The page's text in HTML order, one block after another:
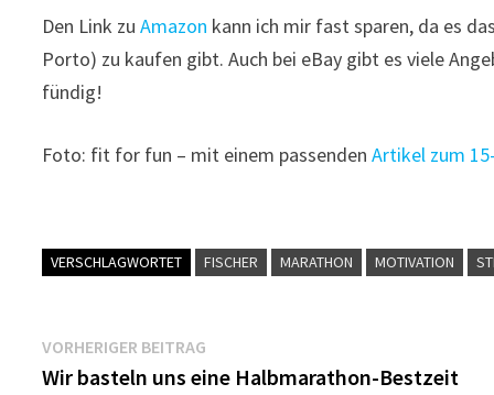
Den Link zuAmazon kann ich mir fast sparen, da es
Porto) zu kaufen gibt. Auch bei eBay gibt es viele
fündig!
Foto: fit for fun – mit einem passendenArtikel zum
VERSCHLAGWORTET FISCHER MARATHON MOTIVATION
Beitragsnavigation
VORHERIGER BEITRAG
Beitrag:
Wir basteln uns eine Halbmarathon-Bestzeit